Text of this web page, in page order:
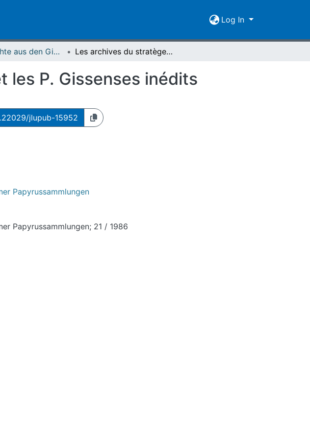
Log In
Kurzberichte aus den Giessener Papyrussammlungen Les archives du stratège Apollonios et les P. Gissenses inédits
les P. Gissenses inédits
jlupub-15952
Papyrussammlungen
Papyrussammlungen; 21 / 1986